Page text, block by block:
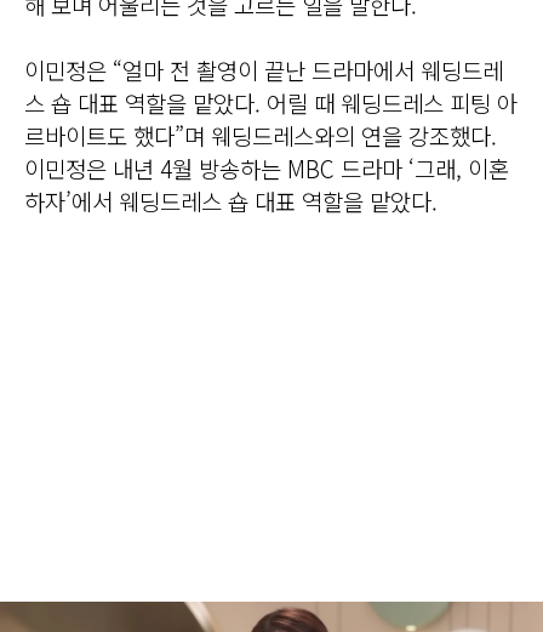
이민정은 “얼마 전 촬영이 끝난 드라마에서 웨딩드레
스 숍 대표 역할을 맡았다. 어릴 때 웨딩드레스 피팅 아
르바이트도 했다”며 웨딩드레스와의 연을 강조했다.
이민정은 내년 4월 방송하는 MBC 드라마 ‘그래, 이혼
하자’에서 웨딩드레스 숍 대표 역할을 맡았다.